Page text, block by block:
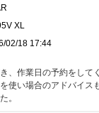
XL
02/18 17:44
、作業日の予約をして
使い場合のアドバイス
。